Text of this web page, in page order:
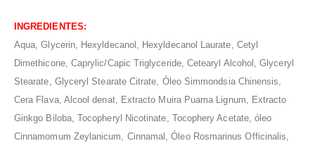
INGREDIENTES:
Aqua, Glycerin, Hexyldecanol, Hexyldecanol Laurate, Cetyl
Dimethicone, Caprylic/Capic Triglyceride, Cetearyl Alcohol, Glyceryl
Stearate, Glyceryl Stearate Citrate, Óleo Simmondsia Chinensis,
Cera Flava, Alcool denat, Extracto Muira Puama Lignum, Extracto
Ginkgo Biloba, Tocopheryl Nicotinate, Tocophery Acetate, óleo
Cinnamomum Zeylanicum, Cinnamal, Óleo Rosmarinus Officinalis,